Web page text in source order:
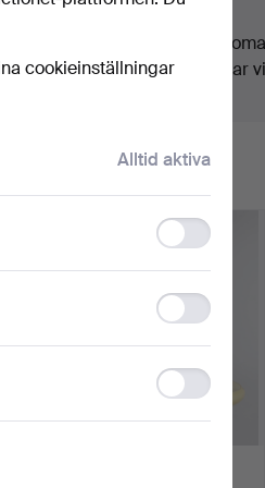
så
Vi söker
påband hittar
cookieinställningar
Alltid aktiva
storage
Statistics
storage
Ad
storage